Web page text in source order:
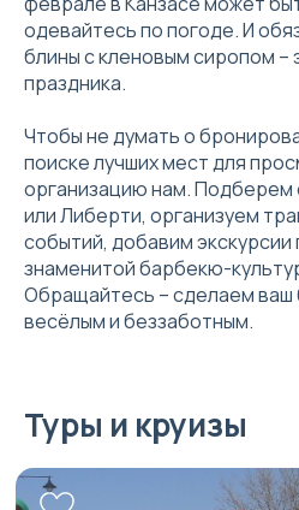
одевайтесь по погоде. И
блины с кленовым сиропом –
праздника.
Чтобы не думать о
поиске лучших мест для
организацию нам. Подберем
или Либерти, организуем
событий, добавим экскурсии
знаменитой барбекю-
Обращайтесь – сделаем ваш
весёлым и беззаботным.
Туры и круизы